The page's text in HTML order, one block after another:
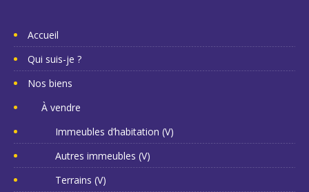
Accueil
Qui suis-je ?
Nos biens
À vendre
Immeubles d’habitation (V)
Autres immeubles (V)
Terrains (V)